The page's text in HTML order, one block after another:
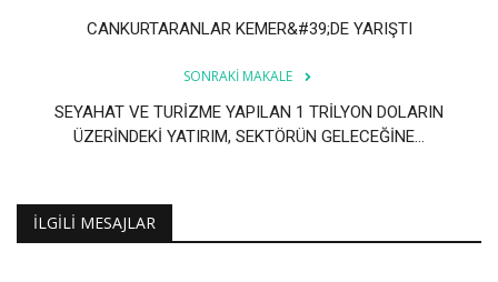
CANKURTARANLAR KEMER&#39;DE YARIŞTI
SONRAKI MAKALE
SEYAHAT VE TURİZME YAPILAN 1 TRİLYON DOLARIN
ÜZERİNDEKİ YATIRIM, SEKTÖRÜN GELECEĞİNE...
İLGILI MESAJLAR